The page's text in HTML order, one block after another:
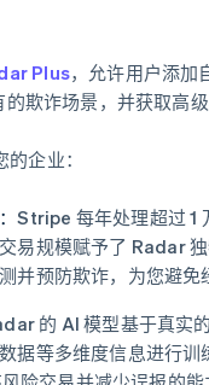
Plus，允许用户添加
欺诈场景，并获取高级
企业：
Stripe 每年处理超过 1
易规模赋予了 Radar
并预防欺诈，为您避免
的 AI 模型基于真实
据等多维度信息进行训